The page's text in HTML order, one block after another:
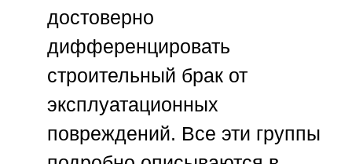
достоверно
дифференцировать
строительный брак от
эксплуатационных
повреждений. Все эти группы